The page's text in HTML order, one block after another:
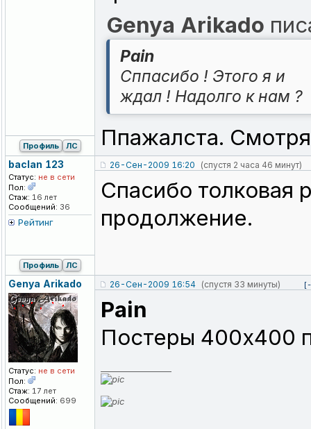
Genya Arikado
Pain
Сппасибо ! Этого я и
ждал ! Надолго к нам ?
Ппажалста.
Профиль ЛС
baclan 123
Статус: не в сети
Пол:
Стаж: 16 лет
Сообщений: 36
Рейтинг
26-Сен-2009 16:20 (спустя 2 часа 46 минут)
Спасибо толковая
продолжение.
Профиль ЛС
Genya Arikado
Статус: не в сети
Пол:
Стаж: 17 лет
Сообщений: 699
26-Сен-2009 16:54 (спустя 33 минуты)
Pain
Постеры 400x400